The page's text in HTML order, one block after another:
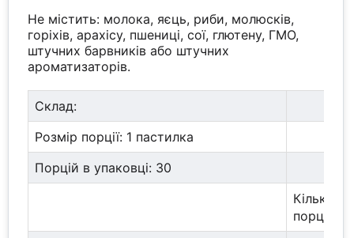
Не містить: молока, яєць, риби, молюсків,
горіхів, арахісу, пшениці, сої, глютену, ГМО,
штучних барвників або штучних
ароматизаторів.
Склад:
Розмір порції: 1 пастилка
Порцій в упаковці: 30
порцію